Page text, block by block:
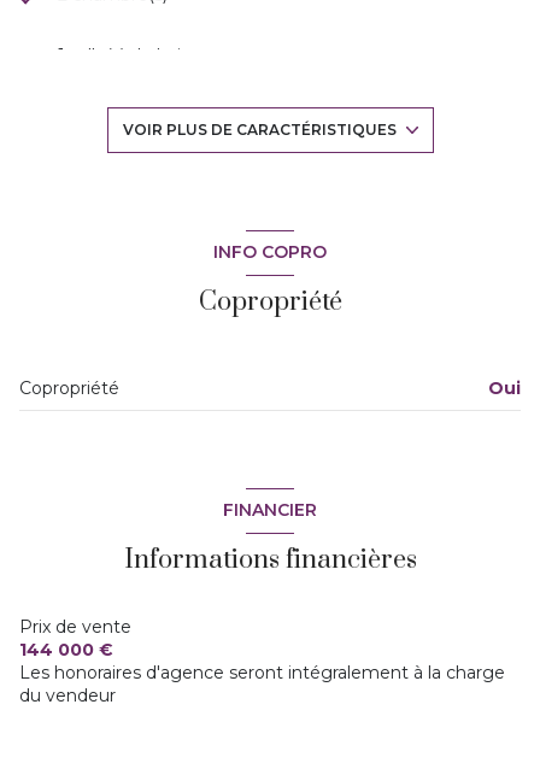
1 salle(s) de bain
ascenseur
cave
VOIR PLUS DE CARACTÉRISTIQUES
INFO COPRO
Copropriété
Copropriété Oui
FINANCIER
Informations financières
Prix de vente
144 000 €
Les honoraires d'agence seront intégralement à la charge
du vendeur